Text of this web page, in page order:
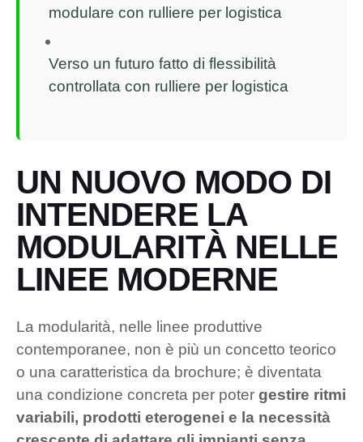
modulare con rulliere per logistica
Verso un futuro fatto di flessibilità
controllata con rulliere per logistica
UN NUOVO MODO DI
INTENDERE LA
MODULARITÀ NELLE
LINEE MODERNE
La modularità, nelle linee produttive
contemporanee, non è più un concetto teorico
o una caratteristica da brochure; è diventata
una condizione concreta per poter gestire ritmi
variabili, prodotti eterogenei e la necessità